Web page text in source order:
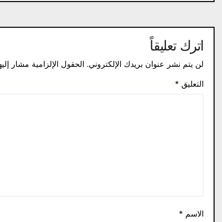
اترك تعليقاً
لن يتم نشر عنوان بريدك الإلكتروني. الحقول الإلزامية مشار
التعليق *
الاسم *